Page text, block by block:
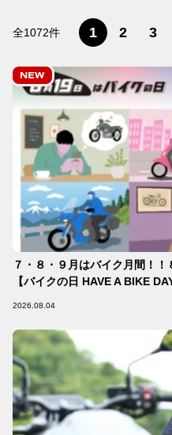
替
条
全1072件
1 2 3
７・８・９月はバイク月間！
【バイクの日 HAVE A BIKE
2026.08.04